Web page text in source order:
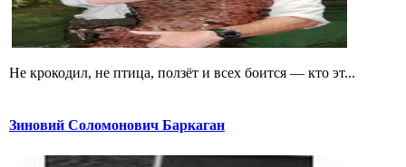
Не крокодил, не птица, ползёт и всех боится — кто эт...
Зиновий Соломонович Баркаган